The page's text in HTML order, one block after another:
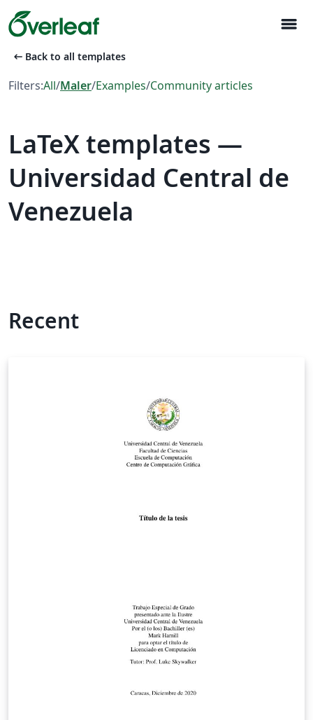
menu
arrow_left_alt Back to all templates
Filters:All/Maler/Examples/Community articles
LaTeX templates —
Universidad Central de
Venezuela
Recent